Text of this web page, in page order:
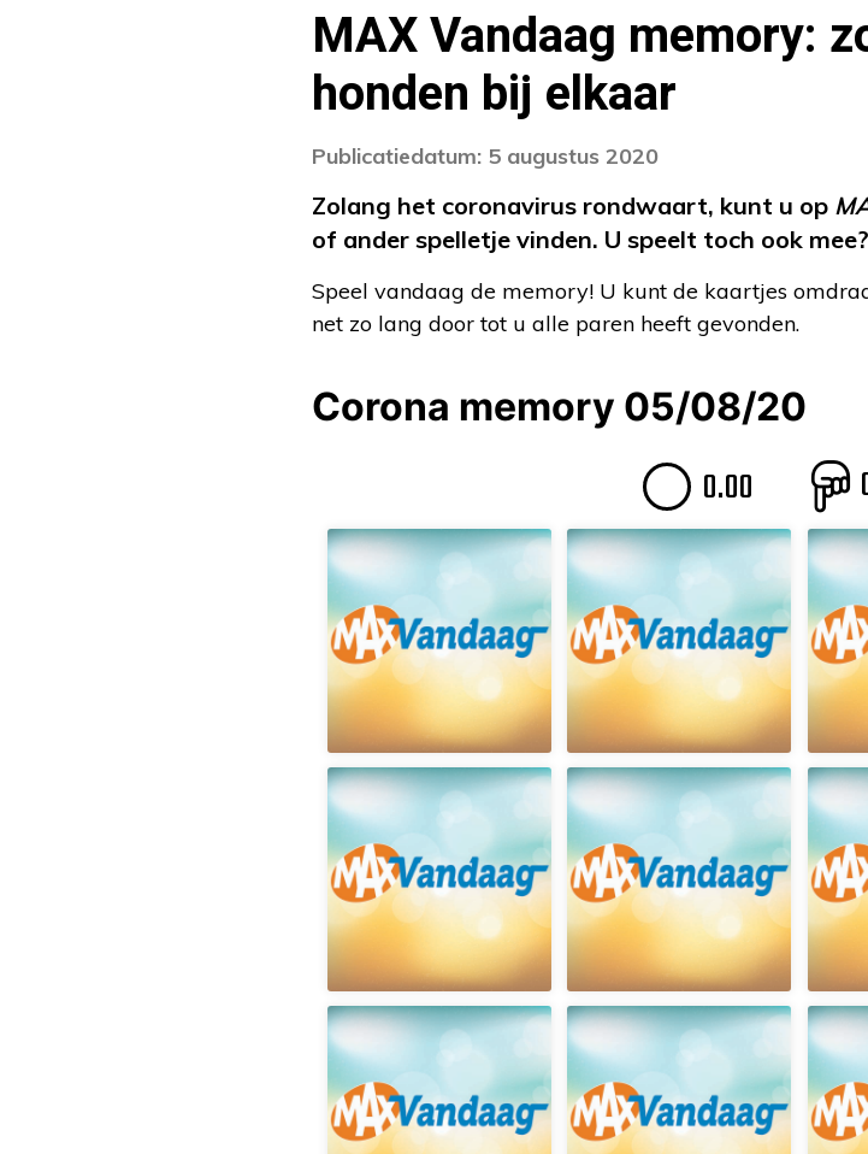
MAX Vandaag memory:
honden bij elkaar
Publicatiedatum: 5 augustus 2020
Zolang het coronavirus rondwaart, kunt u op
of ander spelletje vinden. U speelt toch ook mee?
Speel vandaag de memory! U kunt de kaartjes
net zo lang door tot u alle paren heeft gevonden.